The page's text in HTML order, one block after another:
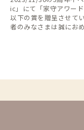
ic」にて「家守アワード
以下の賞を贈呈させて
者のみなさまは誠にお
ッジが掲載されていま
り、次の訪れたい家を